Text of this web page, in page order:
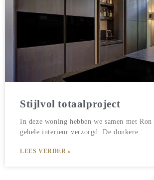
Stijlvol totaalproject
In deze woning hebben we samen met
gehele interieur verzorgd. De donkere
LEES VERDER »